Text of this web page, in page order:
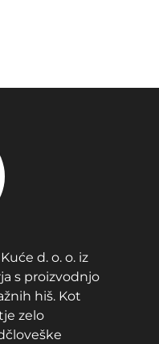
d. o. o. iz
s proizvodnjo
hiš. Kot
zelo